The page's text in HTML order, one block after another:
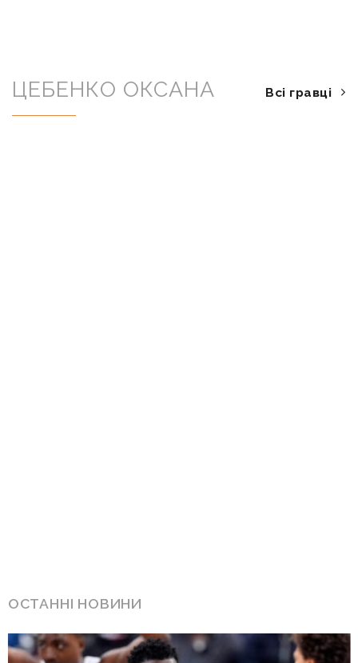
ЦЕБЕНКО ОКСАНА Всі гравці
ОСТАННІ НОВИНИ